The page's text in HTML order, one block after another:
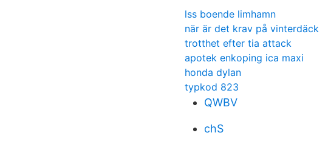
lss boende limhamn
när är det krav på vinterdäck
trotthet efter tia attack
apotek enkoping ica maxi
honda dylan
typkod 823
QWBV
chS